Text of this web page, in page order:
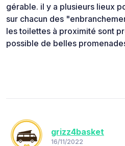
gérable. il y a plusieurs lieux
sur chacun des
les toilettes à proximité sont
possible de belles
grizz4basket
16/11/2022